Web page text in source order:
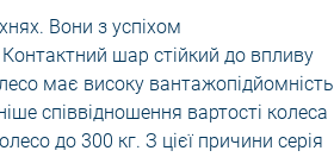
Вони з успіхом
шар стійкий до впливу
має високу вантажопідйомність
співвідношення вартості колеса
до 300 кг. З цієї причини серія